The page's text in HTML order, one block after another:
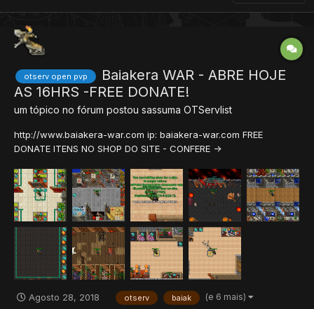
otserv open pvp
Baiakera WAR - ABRE HOJE
AS 16HRS -FREE DONATE!
um tópico no fórum postou sassuma OTServlist
http://www.baiakera-war.com ip: baiakera-war.com FREE
DONATE ITENS NO SHOP DO SITE - CONFERE ->
(RESETADO ) ABRE QUINTA-FEIRA NOVAMENTE - Crie já sua
conta http://www.baiakera-war.com/?subtopic=createaccount...
Agosto 28, 2018 otserv baiak (e 6 mais)